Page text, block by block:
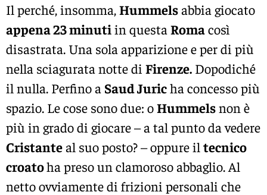
Il perché, insomma,Hummelsabbia giocato
appena 23 minutiin questa Romacosì
disastrata. Una sola apparizione e per di più
nella sciagurata notte di Firenze. Dopodiché
il nulla. Perfino a Saud Juricha concesso più
spazio. Le cose sono due: oHummelsnon è
più in grado di giocare – a tal punto da vedere
Cristanteal suo posto? – oppure il tecnico
croatoha preso un clamoroso abbaglio. Al
netto ovviamente di frizioni personali che